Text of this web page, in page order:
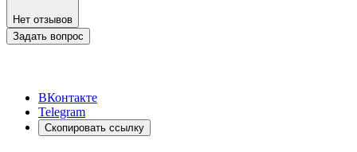
Нет отзывов
Задать вопрос
ВКонтакте
Telegram
Скопировать ссылку